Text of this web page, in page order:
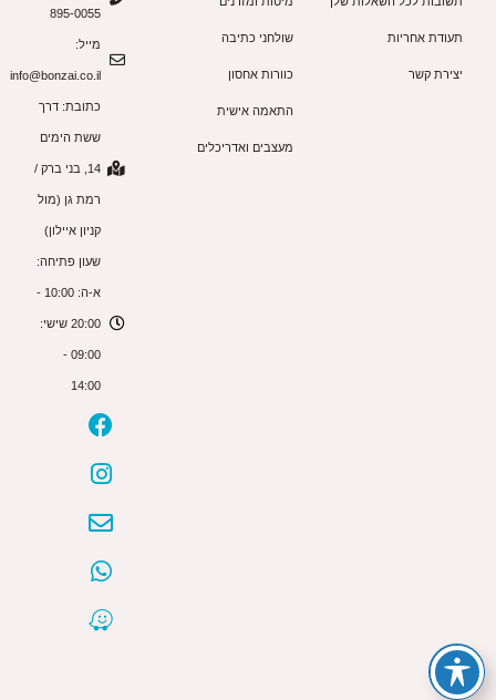
תעודת אחריות
יצירת קשר
שולחני כתיבה
כוורות אחסון
התאמה אישית
מעצבים ואדריכלים
895-0055
מייל:
info@bonzai.co.il
כתובת: דרך
ששת הימים
14, בני ברק /
רמת גן (מול
קניון איילון)
שעון פתיחה:
א-ה: 10:00 -
20:00 שישי:
09:00 -
14:00